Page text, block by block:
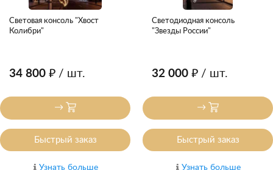
Световая консоль "Хвост
Колибри"
34 800 ₽ / шт.
Быстрый заказ
Узнать больше
Светодиодная консоль
"Звезды России"
32 000 ₽ / шт.
Быстрый заказ
Узнать больше